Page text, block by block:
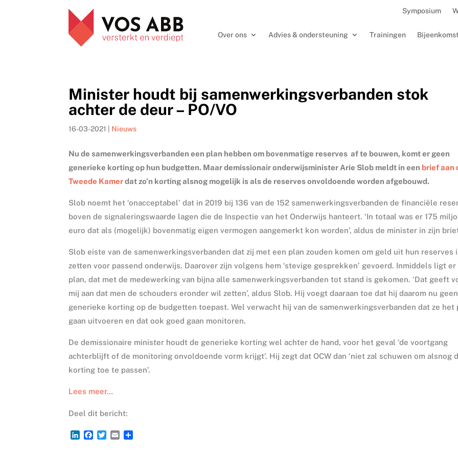
Symposium
Over ons Advies & ondersteuning Trainingen
Minister houdt bij samenwerkingsverbanden stok
achter de deur – PO/VO
16-03-2021 Nieuws
Nu de samenwerkingsverbanden een plan hebben om bovenmatige reserves af te bouwen, komt er geen
generieke korting op hun budgetten. Maar demissionair onderwijsminister Arie Slob meldt in een brief aan
Tweede Kamerdat zo’n korting alsnog mogelijk is als de reserves onvoldoende worden afgebouwd.
Slob noemt het ‘onacceptabel’ dat in 2019 bij 136 van de 152 samenwerkingsverbanden de financiële
boven de signaleringswaarde lagen die de Inspectie van het Onderwijs hanteert. ‘In totaal was er 175
euro dat als (mogelijk) bovenmatig eigen vermogen aangemerkt kon worden’, aldus de minister in zijn
Slob eiste van de samenwerkingsverbanden dat zij met een plan zouden komen om geld uit hun reserves
zetten voor passend onderwijs. Daarover zijn volgens hem ‘stevige gesprekken’ gevoerd. Inmiddels ligt er
plan, dat met de medewerking van bijna alle samenwerkingsverbanden tot stand is gekomen. ‘Dat geeft
mij aan dat men de schouders eronder wil zetten’, aldus Slob. Hij voegt daaraan toe dat hij daarom nu geen
generieke korting op de budgetten toepast. Wel verwacht hij van de samenwerkingsverbanden dat ze het
gaan uitvoeren en dat ook goed gaan monitoren.
De demissionaire minister houdt de generieke korting wel achter de hand, voor het geval ‘de voortgang
achterblijft of de monitoring onvoldoende vorm krijgt’. Hij zegt dat OCW dan ‘niet zal schuwen om alsnog
korting toe te passen’.
Lees meer…
Deel dit bericht:
L
F
T
E